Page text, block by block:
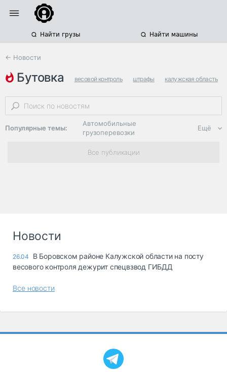
Найти грузы Найти машины
← Новости
бутовка весовой контроль штрафы калужская область
Популярные темы:
Автомобильные
грузоперевозки
Региональная
логистика
опасные грузы
грузовые
Коммерческий
транспорт
Ещё
Все публикации
Новости
26.04
В Боровском районе Калужской области на посту
весового контроля дежурит спецвзвод ГИБДД
Все новости